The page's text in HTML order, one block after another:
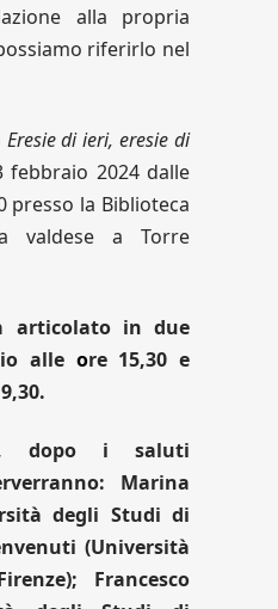
alla propria
riferirlo nel
Eresie di ieri, eresie di
2024 dalle
presso la Biblioteca
valdese a Torre
articolato in due
alle ore 15,30 e
dopo i saluti
Marina
degli Studi di
(Università
Francesco